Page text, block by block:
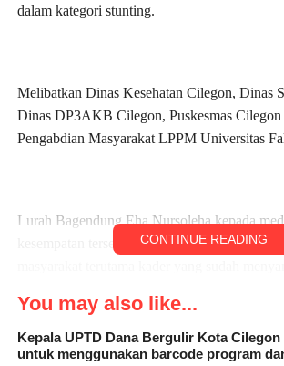
dalam kategori stunting.
Melibatkan Dinas Kesehatan Cilegon, Dinas
Dinas DP3AKB Cilegon, Puskesmas Cilegon
Pengabdian Masyarakat LPPM Universitas
Lurah Bagendung Eha Nursoleha kepada
kesempatan tersebut menyampaikan
” jujur saya pribadi sangat terkejut dengan
karena beberapa waktu lalu di kecamatan
CONTINUE READING
You may also like...
Kepala UPTD Dana Bergulir Kota Cilegon
untuk menggunakan barcode program